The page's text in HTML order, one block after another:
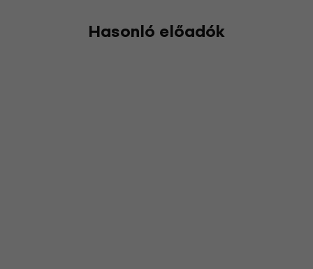
Hasonló előadók